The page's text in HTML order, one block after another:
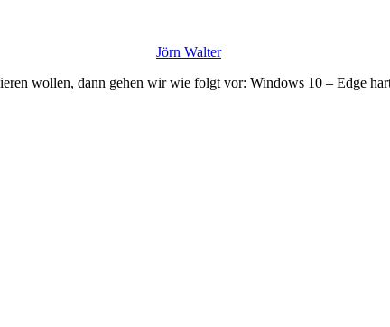
Jörn Walter
wollen, dann gehen wir wie folgt vor: Windows 10 – Edge